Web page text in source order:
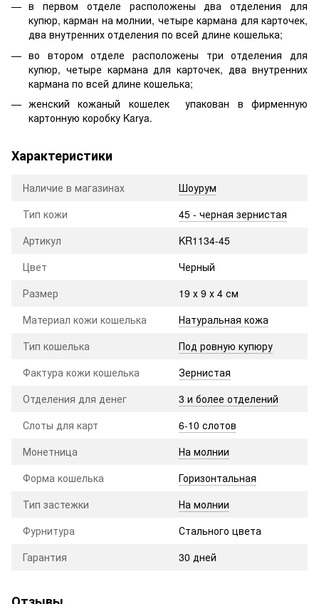
в первом отделе расположены два отделения для
купюр, карман на молнии, четыре кармана для карточек,
два внутренних отделения по всей длине кошелька;
во втором отделе расположены три отделения для
купюр, четыре кармана для карточек, два внутренних
кармана по всей длине кошелька;
женский кожаный кошелек упакован в фирменную
картонную коробку Karya.
Характеристики
Наличие в магазинах
Шоурум
Тип кожи
45 - черная зернистая
Артикул
KR1134-45
Цвет
Черный
Размер
19 х 9 х 4 см
Материал кожи кошелька
Натуральная кожа
Тип кошелька
Под ровную купюру
Фактура кожи кошелька
Зернистая
Отделения для денег
3 и более отделений
Слоты для карт
6-10 слотов
Монетница
На молнии
Форма кошелька
Горизонтальная
Тип застежки
На молнии
Фурнитура
Стального цвета
Гарантия
30 дней